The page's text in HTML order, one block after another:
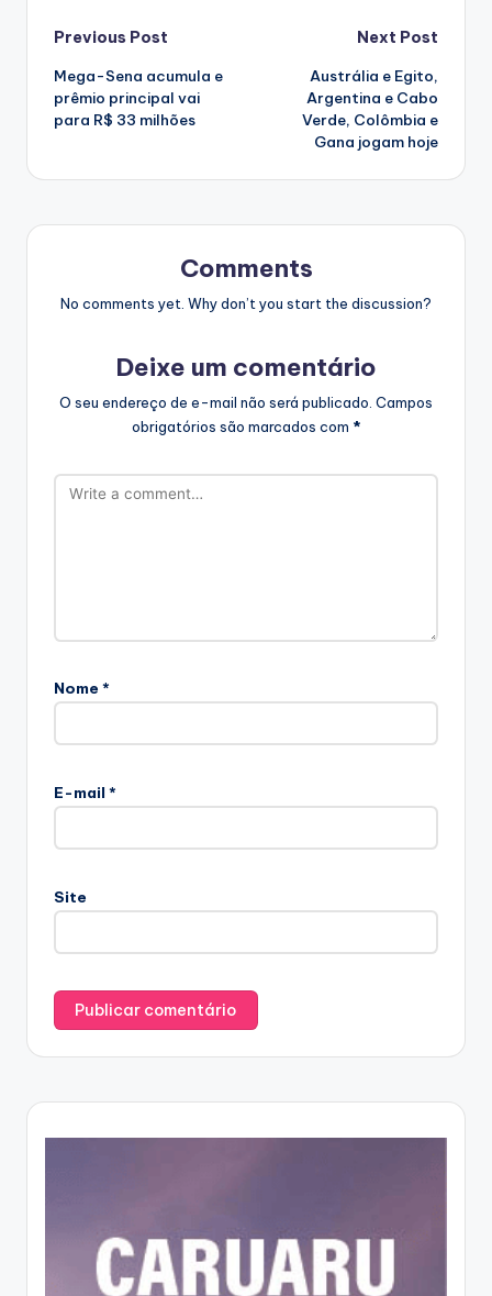
Post
navigation
Previous Post
Mega-Sena acumula e
prêmio principal vai
para R$ 33 milhões
Next Post
Austrália e Egito,
Argentina e Cabo
Verde, Colômbia e
Gana jogam hoje
Comments
No comments yet. Why don’t you start the discussion?
Deixe um comentário
O seu endereço de e-mail não será publicado. Campos
obrigatórios são marcados com *
Nome *
E-mail *
Site